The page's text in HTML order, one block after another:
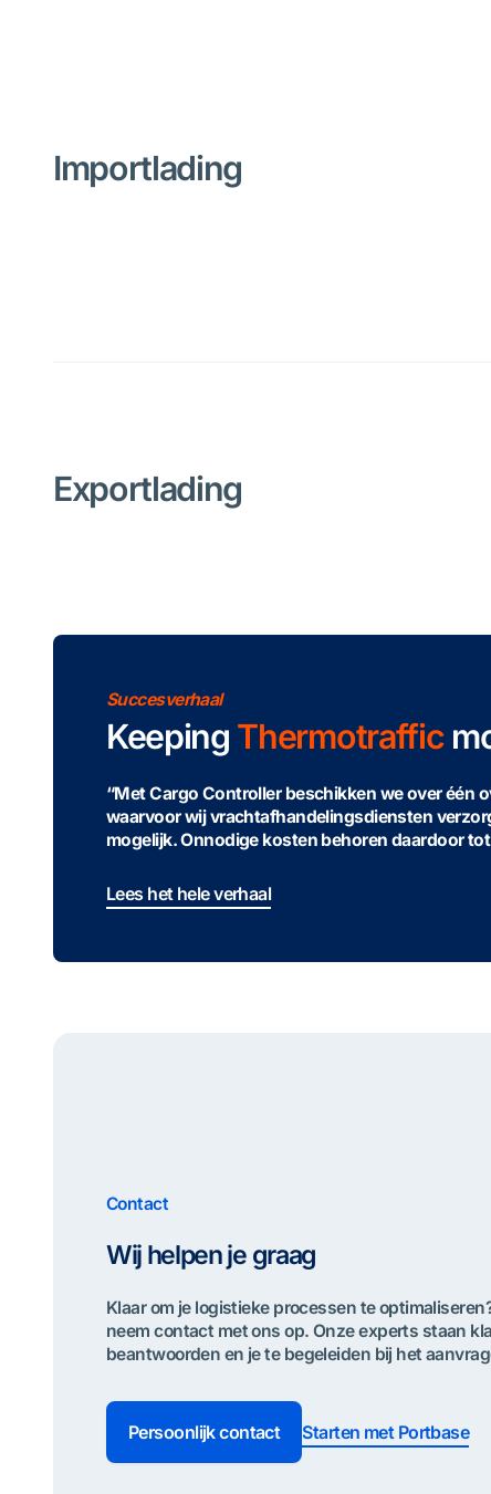
Importlading
Exportlading
Succesverhaal
Keeping Thermotraffic
“Met Cargo Controller beschikken we over één
waarvoor wij vrachtafhandelingsdiensten
mogelijk. Onnodige kosten behoren daardoor
Lees het hele verhaal
Contact
Wij helpen je graag
Klaar om je logistieke processen te
neem contact met ons op. Onze experts staan
beantwoorden en je te begeleiden bij het
Persoonlijk contact Starten met Portbase